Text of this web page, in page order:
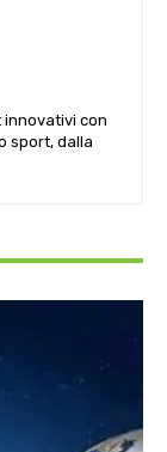
con
sport, dalla